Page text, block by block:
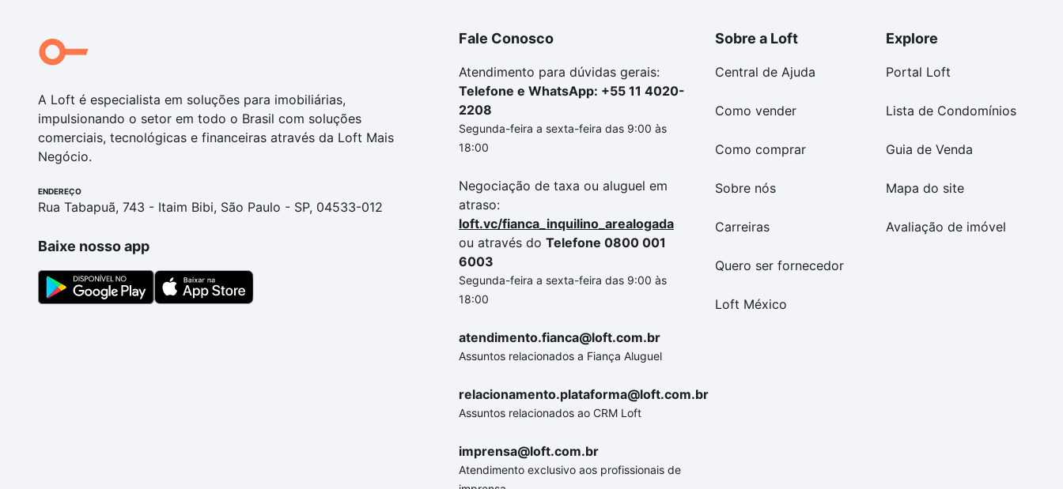
A Loft é especialista em soluções para imobiliárias,
impulsionando o setor em todo o Brasil com soluções
comerciais, tecnológicas e financeiras através da Loft Mais
Negócio.
ENDEREÇO
Rua Tabapuã, 743 - Itaim Bibi, São Paulo - SP, 04533-012
Baixe nosso app
Fale Conosco
Atendimento para dúvidas gerais:
Telefone e WhatsApp: +55 11 4020-
2208
Segunda-feira a sexta-feira das 9:00 às
18:00
Negociação de taxa ou aluguel em
atraso:
loft.vc/fianca_inquilino_arealogada
ou através do Telefone 0800 001
6003
Segunda-feira a sexta-feira das 9:00 às
18:00
atendimento.fianca@loft.com.br
Assuntos relacionados a Fiança Aluguel
relacionamento.plataforma@loft.com.br
Assuntos relacionados ao CRM Loft
imprensa@loft.com.br
Atendimento exclusivo aos profissionais de
Sobre a Loft
Central de Ajuda
Como vender
Como comprar
Sobre nós
Carreiras
Quero ser fornecedor
Loft México
Explore
Portal Loft
Lista de Condomínios
Guia de Venda
Mapa do site
Avaliação de imóvel